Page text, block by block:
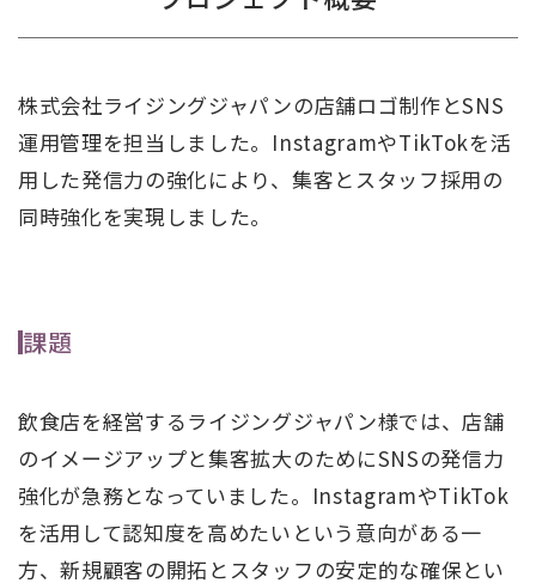
株式会社ライジングジャパンの店舗ロゴ制作とSNS
運用管理を担当しました。InstagramやTikTokを活
用した発信力の強化により、集客とスタッフ採用の
同時強化を実現しました。
課題
飲食店を経営するライジングジャパン様では、店舗
のイメージアップと集客拡大のためにSNSの発信力
強化が急務となっていました。InstagramやTikTok
を活用して認知度を高めたいという意向がある一
方、新規顧客の開拓とスタッフの安定的な確保とい